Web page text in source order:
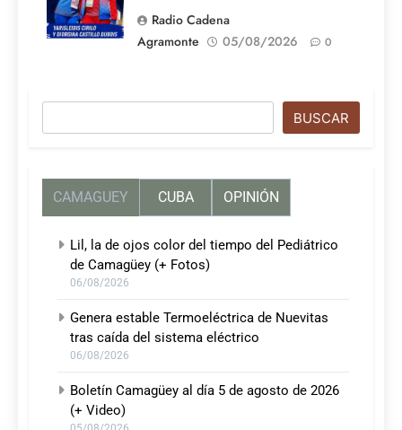
Radio Cadena
Agramonte
05/08/2026 0
BUSCAR
CAMAGUEY CUBA OPINIÓN
Lil, la de ojos color del tiempo del Pediátrico
de Camagüey (+ Fotos)
06/08/2026
Genera estable Termoeléctrica de Nuevitas
tras caída del sistema eléctrico
06/08/2026
Boletín Camagüey al día 5 de agosto de 2026
(+ Video)